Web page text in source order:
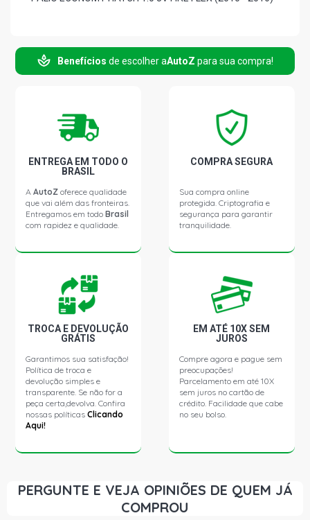
SIENA EL CELEBRATION SEDAN 1.0 8V FIRE FLEX (2010 -
PALIO WAY CELEBRATION HATCH 1.0 8V FIRE FLEX (2015
- 2017)
PALIO WAY HATCH 1.0 8V FIRE FLEX (2015 - 2017)
Benefícios de escolher aAutoZ para sua compra!
ENTREGA EM TODO O
BRASIL
AAutoZ oferece qualidade
que vai além das fronteiras.
Entregamos em todoBrasil
com rapidez e qualidade.
COMPRA SEGURA
Sua compra online
protegida. Criptografia e
segurança para garantir
tranquilidade.
TROCA E DEVOLUÇÃO
GRÁTIS
Garantimos sua satisfação!
Política de troca e
devolução simples e
transparente. Se não for a
peça certa,devolva. Confira
nossas políticasClicando
Aqui!
EM ATÉ 10X SEM
JUROS
Compre agora e pague sem
preocupações!
Parcelamento em até 10X
sem juros no cartão de
crédito. Facilidade que cabe
no seu bolso.
PERGUNTE E VEJA OPINIÕES DE QUEM JÁ
COMPROU